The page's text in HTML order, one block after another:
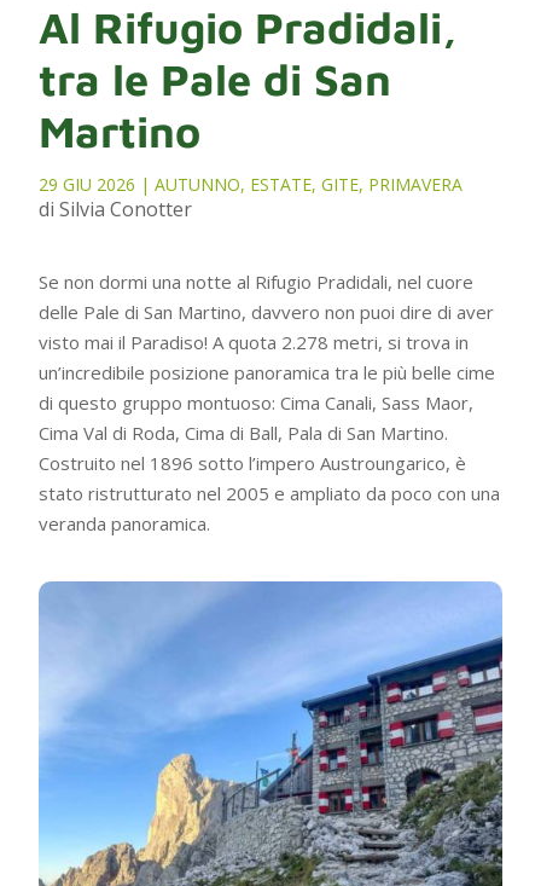
Al Rifugio Pradidali,
tra le Pale di San
Martino
29 GIU 2026 |AUTUNNO, ESTATE,GITE, PRIMAVERA
di Silvia Conotter
Se non dormi una notte al Rifugio Pradidali, nel cuore
delle Pale di San Martino, davvero non puoi dire di aver
visto mai il Paradiso! A quota 2.278 metri, si trova in
un’incredibile posizione panoramica tra le più belle cime
di questo gruppo montuoso: Cima Canali, Sass Maor,
Cima Val di Roda, Cima di Ball, Pala di San Martino.
Costruito nel 1896 sotto l’impero Austroungarico, è
stato ristrutturato nel 2005 e ampliato da poco con una
veranda panoramica.